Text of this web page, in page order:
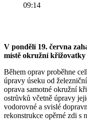
09:14
V pondělí 19. června
místě okružní
Během oprav proběhne
úpravy úseku od
oprava samotné okružní
ostrůvků včetně úpravy
vodorovné a svislé
rekonstrukce opěrné zdi s